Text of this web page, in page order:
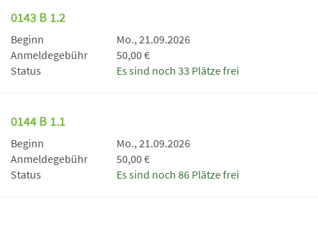
0143 B 1.2
Beginn
Mo., 21.09.2026
Anmeldegebühr
50,00 €
Status
Es sind noch 33 Plätze frei
0144 B 1.1
Beginn
Mo., 21.09.2026
Anmeldegebühr
50,00 €
Status
Es sind noch 86 Plätze frei